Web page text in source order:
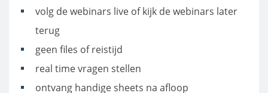
volg de webinars live of kijk de webinars later
terug
geen files of reistijd
real time vragen stellen
ontvang handige sheets na afloop